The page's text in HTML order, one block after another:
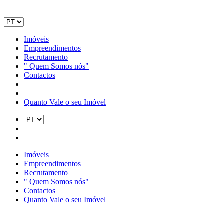
Imóveis
Empreendimentos
Recrutamento
" Quem Somos nós"
Contactos
Quanto Vale o seu Imóvel
Imóveis
Empreendimentos
Recrutamento
" Quem Somos nós"
Contactos
Quanto Vale o seu Imóvel